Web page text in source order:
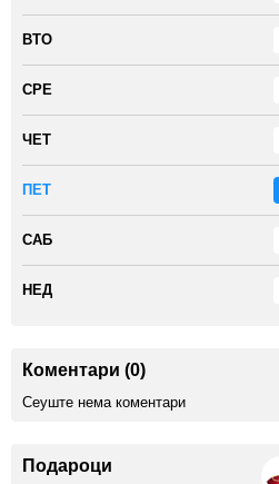
ВТО
СРЕ
ЧЕТ
ПЕТ
САБ
НЕД
Коментари (0)
Сеуште нема коментари
Подароци